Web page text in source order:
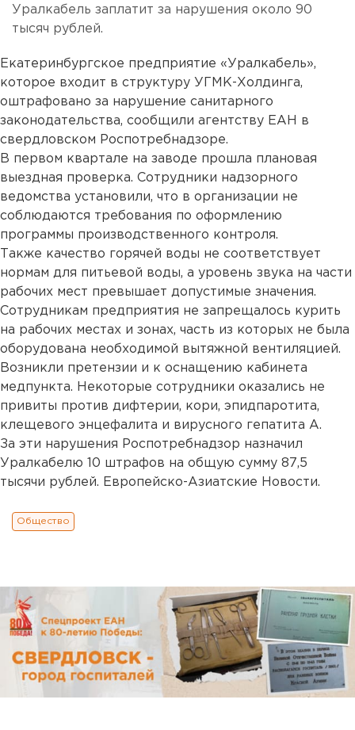
Уралкабель заплатит за нарушения около 90
тысяч рублей.
Екатеринбургское предприятие «Уралкабель»,
которое входит в структуру УГМК-Холдинга,
оштрафовано за нарушение санитарного
законодательства, сообщили агентству ЕАН в
свердловском Роспотребнадзоре.
В первом квартале на заводе прошла плановая
выездная проверка. Сотрудники надзорного
ведомства установили, что в организации не
соблюдаются требования по оформлению
программы производственного контроля.
Также качество горячей воды не соответствует
нормам для питьевой воды, а уровень звука на части
рабочих мест превышает допустимые значения.
Сотрудникам предприятия не запрещалось курить
на рабочих местах и зонах, часть из которых не была
оборудована необходимой вытяжной вентиляцией.
Возникли претензии и к оснащению кабинета
медпункта. Некоторые сотрудники оказались не
привиты против дифтерии, кори, эпидпаротита,
клещевого энцефалита и вирусного гепатита А.
За эти нарушения Роспотребнадзор назначил
Уралкабелю 10 штрафов на общую сумму 87,5
тысячи рублей. Европейско-Азиатские Новости.
Общество